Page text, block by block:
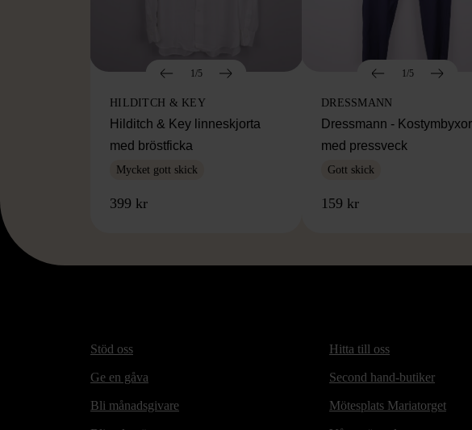
1/5
HILDITCH & KEY
Hilditch & Key linneskjorta
med bröstficka
Mycket gott skick
399 kr
1/5
DRESSMANN
Dressmann - Kostymbyxor
med pressveck
Gott skick
159 kr
Stöd oss
Ge en gåva
Bli månadsgivare
Hitta till oss
Second hand-butiker
Mötesplats Mariatorget